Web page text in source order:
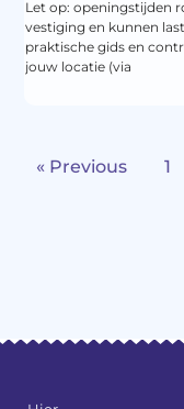
Let op: openingstijden
vestiging en kunnen
praktische gids en
jouw locatie (via
« Previous 1